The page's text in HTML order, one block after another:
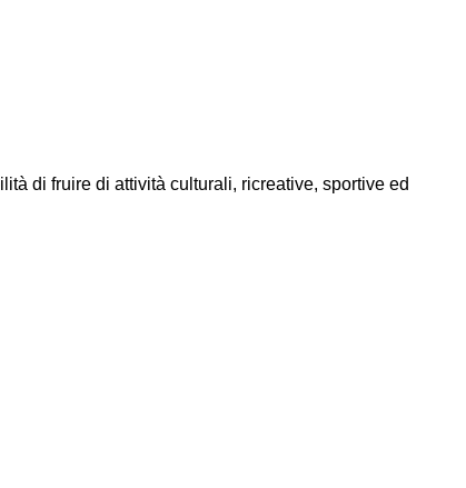
di fruire di attività culturali, ricreative, sportive ed